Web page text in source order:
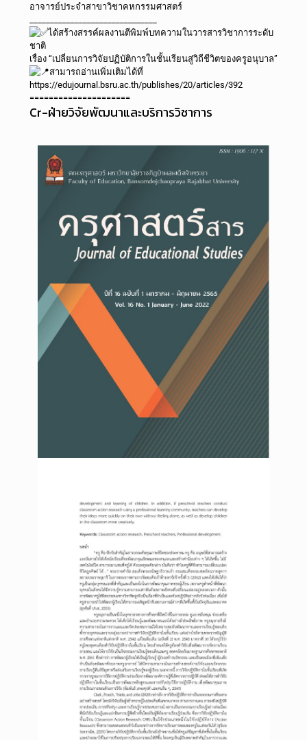
อาจารย์ประจำสาขาวิชาคหกรรมศาสตร์
ได้สร้างสรรค์ผลงานตีพิมพ์บทความในวารสารวิชาการระดับ
ชาติ
เรื่อง “เปลี่ยนการวิจัยปฏิบัติการในชั้นเรียนสู่วิถีชีวิตของครูอนุบาล”
สามารถอ่านเพิ่มเติมได้ที่
https://edujournal.bsru.ac.th/publishes/20/articles/392
=====================
Cr-ฝ่ายวิจัยพัฒนาและบริการวิชาการ